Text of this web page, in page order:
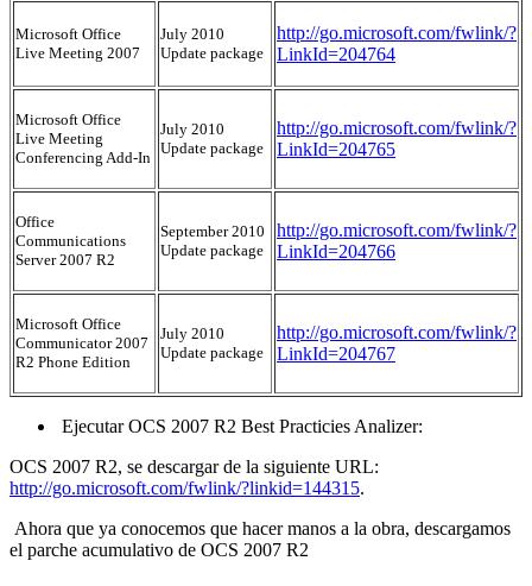
Microsoft Office
Live Meeting 2007
July 2010
Update package
http://go.microsoft.com/fwlink/?
LinkId=204764
Microsoft Office
Live Meeting
Conferencing Add-In
July 2010
Update package
http://go.microsoft.com/fwlink/?
LinkId=204765
Office
Communications
Server 2007 R2
September 2010
Update package
http://go.microsoft.com/fwlink/?
LinkId=204766
Microsoft Office
Communicator 2007
R2 Phone Edition
July 2010
Update package
http://go.microsoft.com/fwlink/?
LinkId=204767
Ejecutar OCS 2007 R2 Best Practicies Analizer:
OCS 2007 R2, se descargar de la siguiente URL:
http://go.microsoft.com/fwlink/?linkid=144315.
Ahora que ya conocemos que hacer manos a la obra, descargamos
el parche acumulativo de OCS 2007 R2